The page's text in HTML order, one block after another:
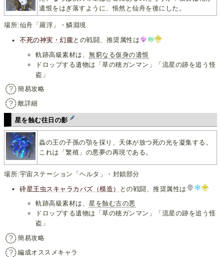
遺恨をはぎ落すように、悵然と仙舟を後にした。
場所:仙舟「羅浮」・鱗淵境
不死の神実・幻朧との戦闘、推奨属性は
軌跡高級素材は、無窮なる仮身の遺恨
ドロップする遺物は「草の穂ガンマン」「流星の跡を追う怪
盗」
簡易攻略
敵詳細
星を蝕む往日の影
蟲の王の子孫の顎を採り、天体が放つ死の光を凝集する。
これは「繁殖」の悪夢の再現である。
場所:宇宙ステーション「ヘルタ」・封鎖部分
砕星王虫スキャラカバズ（模造）
との戦闘、推奨属性は
軌跡高級素材は、星を蝕む古の悪
ドロップする遺物は「草の穂ガンマン」「流星の跡を追う怪
盗」
簡易攻略
編成オススメキャラ